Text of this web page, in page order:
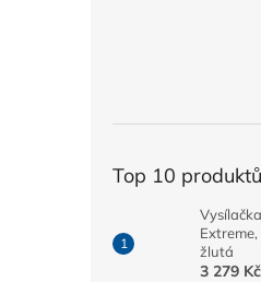
Top 10 produktů
žlutá
3 279 Kč